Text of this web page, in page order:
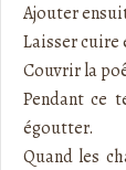
Ajouter
Laisser cuire
Couvrir la
Pendant ce
égoutter.
Quand les